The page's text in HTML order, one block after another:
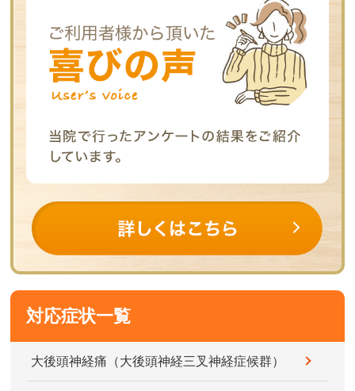
対応症状一覧
大後頭神経痛（大後頭神経三叉神経症候群）